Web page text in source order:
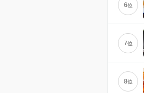
6位
7位
8位